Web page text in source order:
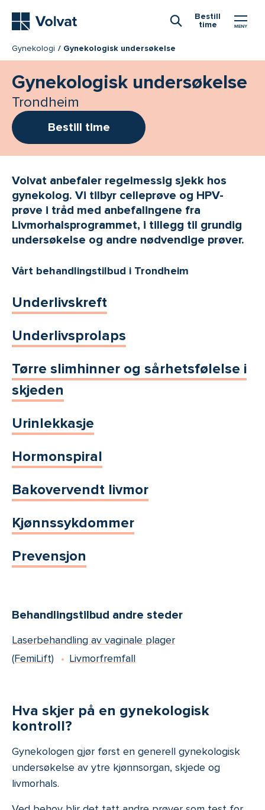
Bestill
time
Gynekologi Gynekologisk undersøkelse
Gynekologisk undersøkelse
Trondheim
Bestill time
Volvat anbefaler regelmessig sjekk hos
gynekolog. Vi tilbyr celleprøve og HPV-
prøve i tråd med anbefalingene fra
Livmorhalsprogrammet, i tillegg til grundig
undersøkelse og andre nødvendige prøver.
Vårt behandlingstilbud i Trondheim
Underlivskreft
Underlivsprolaps
Tørre slimhinner og sårhetsfølelse i
skjeden
Urinlekkasje
Hormonspiral
Bakovervendt livmor
Kjønnssykdommer
Prevensjon
Behandlingstilbud andre steder
Laserbehandling av vaginale plager
(FemiLift)
Livmorfremfall
Hva skjer på en gynekologisk
kontroll?
Gynekologen gjør først en generell gynekologisk
undersøkelse av ytre kjønnsorgan, skjede og
livmorhals.